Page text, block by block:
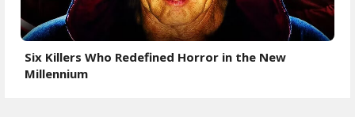
Six Killers Who Redefined Horror in the New
Millennium